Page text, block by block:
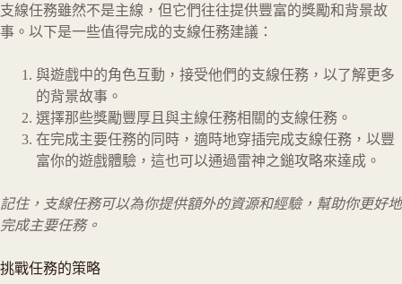
支線任務雖然不是主線，但它們往往提供豐富的獎勵和背景故
事。以下是一些值得完成的支線任務建議：
與遊戲中的角色互動，接受他們的支線任務，以了解更多
的背景故事。
選擇那些獎勵豐厚且與主線任務相關的支線任務。
在完成主要任務的同時，適時地穿插完成支線任務，以豐
富你的遊戲體驗，這也可以通過雷神之鎚攻略來達成。
記住，支線任務可以為你提供額外的資源和經驗，幫助你更好地
完成主要任務。
挑戰任務的策略